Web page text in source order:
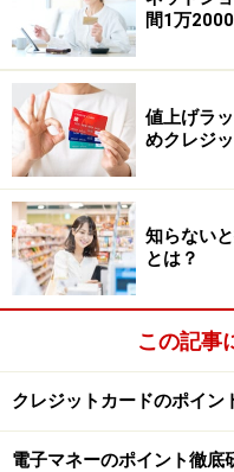
以上で、ポイントの三
いのはコナカポイント
５０％）に。スイカポ
（交換レートは４０％
2.と3.でスイカポイン
に、これはビューサン
んに交換できます。つ
ビューサンクスポイン
円ぶん）貯まったこと
ですから、還元率にす
いっていいでしょう。
※記事内容は執筆時点のも
本記事の内容は一般的な情
商品や投資行動を推奨する
間1万
値上げラ
めクレジ
知らない
とは？
この記事
クレジットカードのポイン
電子マネーのポイント徹底